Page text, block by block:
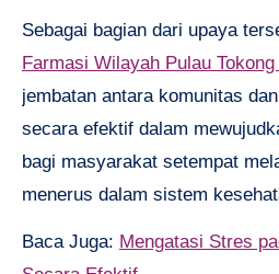
Sebagai bagian dari upaya
Farmasi Wilayah Pulau
jembatan antara komunitas
secara efektif dalam
bagi masyarakat setempat
menerus dalam sistem
Baca Juga: Mengatasi Stres